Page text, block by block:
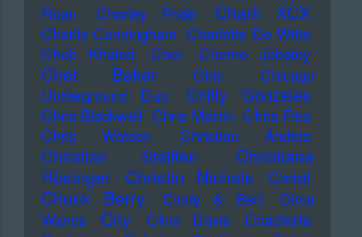
Roan
Charley Pride Charli XCX
Charlie Cunningham Charlotte De Witte
Cheb Khaled
Cher Cherno Jobatey
Chet Baker Chic
Chicago
Underground Duo
Chilly Gonzales
Chris Blackwell Chris Martin Chris Rea
Chris Watson
Christian Anders
Christian Steiffen
Christiane
Rösinger
Christin Nichols Christl
Chuck Berry Cindy & Bert
Circa
Waves
City Clive Davis
Coachella